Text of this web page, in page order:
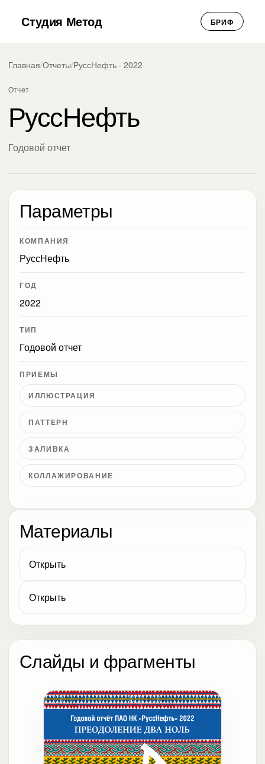
Студия Метод БРИФ
Главная/Отчеты/РуссНефть · 2022
Отчет
РуссНефть
Годовой отчет
Параметры
КОМПАНИЯ
РуссНефть
ГОД
2022
ТИП
Годовой отчет
ПРИЕМЫ
ИЛЛЮСТРАЦИЯ
ПАТТЕРН
ЗАЛИВКА
КОЛЛАЖИРОВАНИЕ
Материалы
Открыть
Открыть
Слайды и фрагменты